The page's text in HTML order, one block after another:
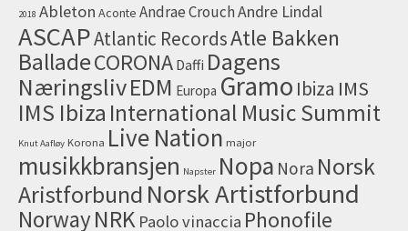
2018 Ableton Aconte Andrae CrouchAndre Lindal
ASCAPAtlantic RecordsAtle Bakken
BalladeCORONA Daffi Dagens
NæringslivEDM Europa Gramo Ibiza IMS
IMS Ibiza International Music Summit
Knut Aafløy Korona Live Nation major
musikkbransjen Napster Nopa Nora Norsk
Aristforbund Norsk Artistforbund
NorwayNRK Paolo vinaccia Phonofile